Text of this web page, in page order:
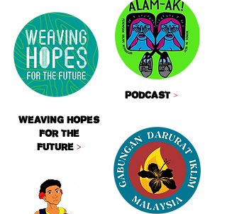
Podcast>
Weaving Hopes
for the
Future >